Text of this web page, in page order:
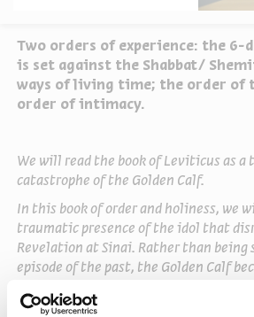
Two orders of experience: the 6-
is set against the Shabbat/
ways of living time; the order of
order of intimacy.
We will read the book of Leviticus as a
catastrophe of the Golden Calf.
In this book of order and holiness, we
traumatic presence of the idol that
Revelation at Sinai. Rather than being
episode of the past, the Golden Calf
remain diffused through the